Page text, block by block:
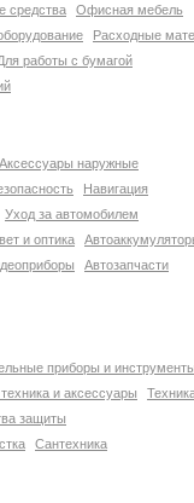
средства
Офисная мебель
Расходные
работы с бумагой
Аксессуары наружные
Навигация
Уход за автомобилем
и оптика
Автозапчасти
приборы и инструменты
и аксессуары
защиты
Сантехника